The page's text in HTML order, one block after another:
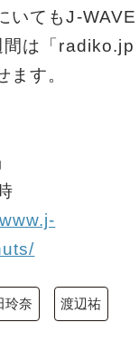
いてもJ-WAVE
間は「radiko.jp
ます。
玲奈 渡辺祐